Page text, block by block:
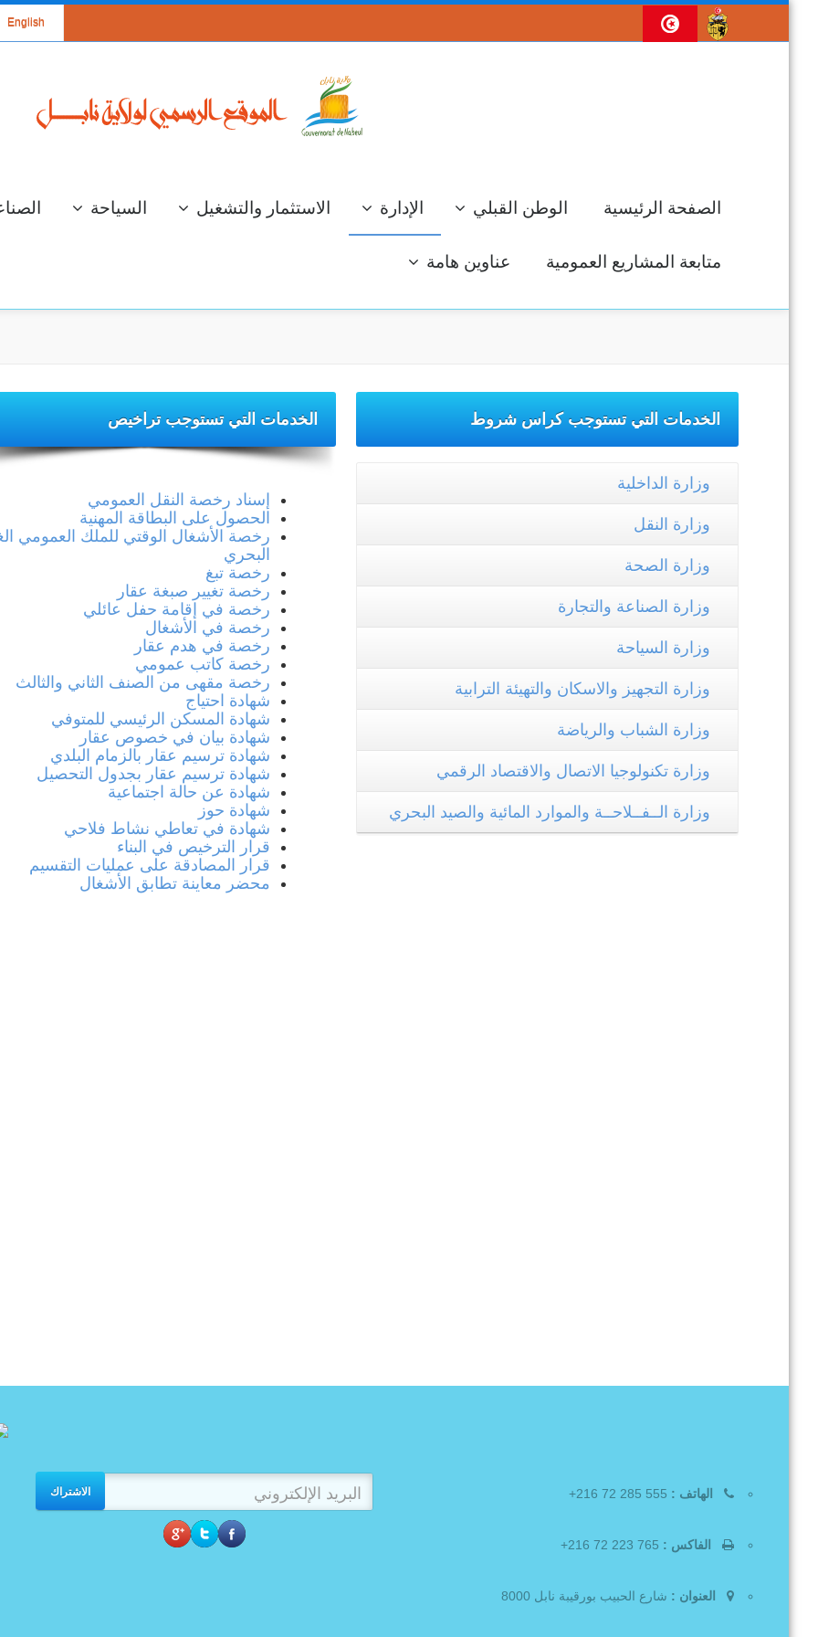
English
الصفحة الرئيسية الوطن القبلي الإدارة الاستثمار والتشغيل السياحة
متابعة المشاريع العمومية عناوين هامة
الخدمات التي تستوجب تراخيص
إسناد رخصة النقل العمومي
الحصول على البطاقة المهنية
رخصة الأشغال الوقتي للملك العمومي
البحري
رخصة تبغ
رخصة تغيير صبغة عقار
رخصة في إقامة حفل عائلي
رخصة في الأشغال
رخصة في هدم عقار
رخصة كاتب عمومي
رخصة مقهى من الصنف الثاني والثالث
شهادة احتياج
شهادة المسكن الرئيسي للمتوفي
شهادة بيان في خصوص عقار
شهادة ترسيم عقار بالزمام البلدي
شهادة ترسيم عقار بجدول التحصيل
شهادة عن حالة اجتماعية
شهادة حوز
شهادة في تعاطي نشاط فلاحي
قرار الترخيص في البناء
قرار المصادقة على عمليات التقسيم
محضر معاينة تطابق الأشغال
الخدمات التي تستوجب كراس شروط
وزارة الداخلية
وزارة النقل
وزارة الصحة
وزارة الصناعة والتجارة
وزارة السياحة
وزارة التجهيز والاسكان والتهيئة الترابية
وزارة الشباب والرياضة
وزارة تكنولوجيا الاتصال والاقتصاد الرقمي
وزارة الــفــلاحــة والموارد المائية والصيد البحري
جني وتحويل الزيتون
الوطني للشجرة
اقرأ المزيد
مشروع محطة
المزدوج ذو جهد 400
الاشتراك الهاتف :
الفاكس :
العنوان : شارع الحبيب بورقيبة نابل 8000